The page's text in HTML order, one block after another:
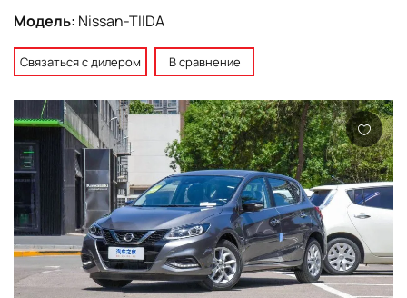
Модель: Nissan-TIIDA
Связаться с дилером В сравнение